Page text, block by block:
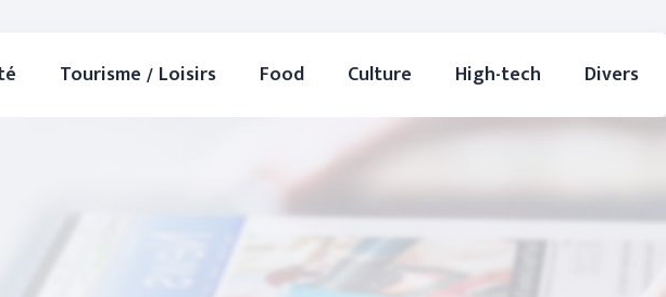
Tourisme / Loisirs Food Culture High-tech Divers